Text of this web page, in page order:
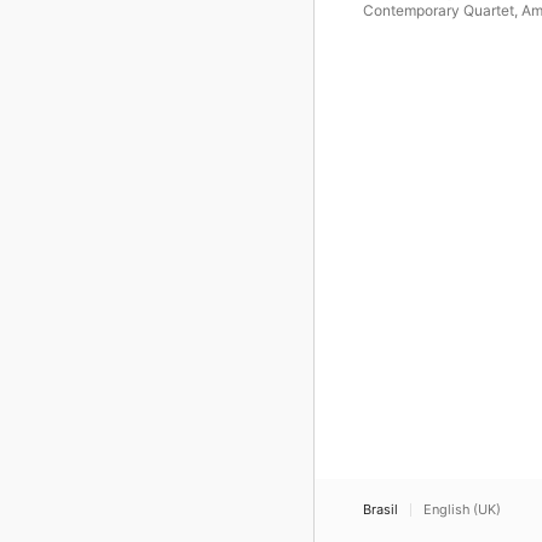
Contemporary Quartet
Brasil English (UK)